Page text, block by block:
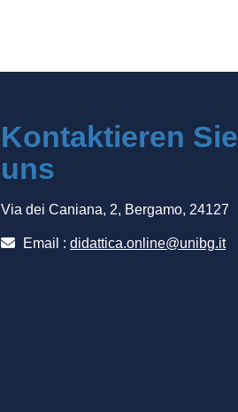
Kontaktieren Sie
uns
Via dei Caniana, 2, Bergamo, 24127
Email : didattica.online@unibg.it